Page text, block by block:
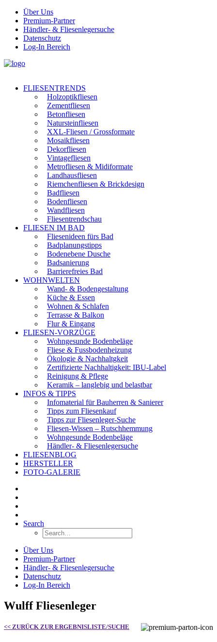
Über Uns
Premium-Partner
Händler- & Fliesenlegersuche
Datenschutz
Log-In Bereich
FLIESENTRENDS
Holzoptikfliesen
Zementfliesen
Betonfliesen
Natursteinfliesen
XXL-Fliesen / Grossformate
Mosaikfliesen
Dekorfliesen
Vintagefliesen
Metrofliesen & Midiformate
Landhausfliesen
Riemchenfliesen & Brickdesign
Badfliesen
Bodenfliesen
Wandfliesen
Fliesentrendschau
FLIESEN IM BAD
Fliesenideen fürs Bad
Badplanungstipps
Bodenebene Dusche
Badsanierung
Barrierefreies Bad
WOHNWELTEN
Wand- & Bodengestaltung
Küche & Essen
Wohnen & Schlafen
Terrasse & Balkon
Flur & Eingang
FLIESEN-VORZÜGE
Wohngesunde Bodenbeläge
Fliese & Fussbodenheizung
Ökologie & Nachhaltgkeit
Zertifizierte Nachhaltigkeit: IBU-Label
Reinigung & Pflege
Keramik – langlebig und belastbar
INFOS & TIPPS
Infomaterial für Bauherren & Sanierer
Tipps zum Fliesenkauf
Tipps zur Fliesenleger-Suche
Fliesen-Wissen – Rutschhemmung
Wohngesunde Bodenbeläge
Händler- & Fliesenlegersuche
FLIESENBLOG
HERSTELLER
FOTO-GALERIE
Search
Über Uns
Premium-Partner
Händler- & Fliesenlegersuche
Datenschutz
Log-In Bereich
Wulff Fliesenleger
<< ZURÜCK ZUR ERGEBNISLISTE/SUCHE